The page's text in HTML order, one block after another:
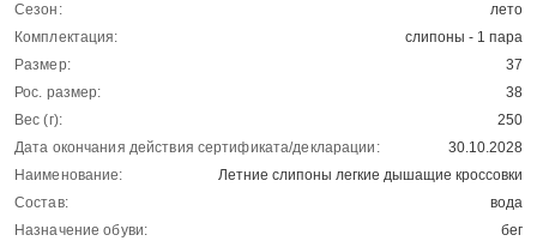
Сезон:
лето
Комплектация:
слипоны - 1 пара
Размер:
37
Рос. размер:
38
Вес (г):
250
Дата окончания действия сертификата/декларации:
30.10.2028
Наименование:
Летние слипоны легкие дышащие кроссовки
Состав:
вода
Назначение обуви:
бег